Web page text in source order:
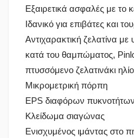
Εξαιρετικά ασφαλές με το
Ιδανικό για επιβάτες και
Αντιχαρακτική ζελατίνα
κατά του θαμπώματος,
πτυσσόμενο ζελατινάκι
Μικρομετρική πόρπη
EPS διαφόρων πυκνοτήτων
Κλείδωμα σιαγώνας
Ενισχυμένος ιμάντας στο